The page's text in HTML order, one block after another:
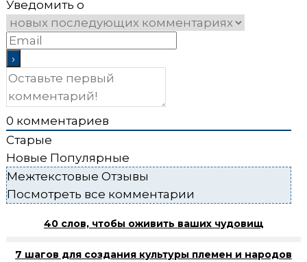
Уведомить о
0 комментариев
Старые
Новые Популярные
Межтекстовые Отзывы
Посмотреть все комментарии
40 слов, чтобы оживить ваших чудовищ
7 шагов для создания культуры племен и народов